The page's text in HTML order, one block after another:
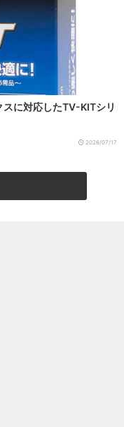
に対応したTV-KITシリ
2026/07/17